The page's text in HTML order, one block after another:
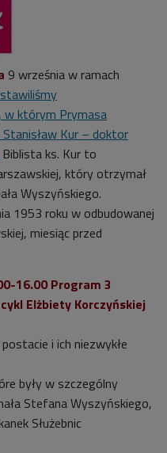
9 września w ramach
, w którym Prymasa
Stanisław Kur – doktor
Biblista ks. Kur to
który otrzymał
Wyszyńskiego.
1953 roku w odbudowanej
miesiąc przed
16.00 Program 3
Elżbiety Korczyńskiej
i ich niezwykłe
były w szczególny
Stefana Wyszyńskiego,
Służebnic